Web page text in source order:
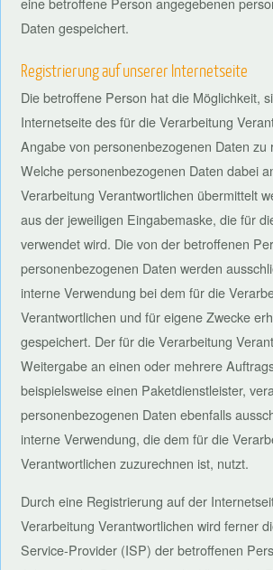
Daten gespeichert.
Registrierung auf unserer Internetseite
Die betroffene Person hat die Möglichkeit,
Internetseite des für die Verarbeitung
Angabe von personenbezogenen Daten zu
Welche personenbezogenen Daten dabei
Verarbeitung Verantwortlichen übermittelt
aus der jeweiligen Eingabemaske, die für
verwendet wird. Die von der betroffenen
personenbezogenen Daten werden
interne Verwendung bei dem für die
Verantwortlichen und für eigene Zwecke
gespeichert. Der für die Verarbeitung
Weitergabe an einen oder mehrere
beispielsweise einen Paketdienstleister,
personenbezogenen Daten ebenfalls
interne Verwendung, die dem für die
Verantwortlichen zuzurechnen ist, nutzt.
Durch eine Registrierung auf der
Verarbeitung Verantwortlichen wird ferner
Service-Provider (ISP) der betroffenen